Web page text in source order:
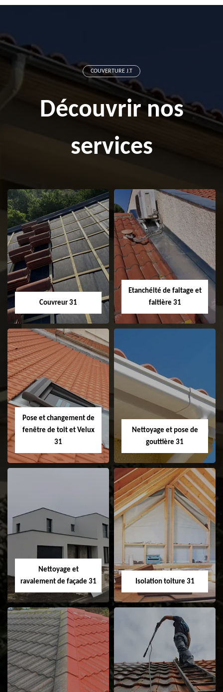
COUVERTURE J.T
Découvrir nos
services
Couvreur 31
Couvreur 31
Etanchéité de faitage et
faitière 31
Etanchéité de
faitage et faitière
31
Pose et changement de
fenêtre de toit et Velux
31
Pose et
changement de
fenêtre de toit et
Velux 31
Nettoyage et pose de
gouttière 31
Nettoyage et pose
Nettoyage et
ravalement de façade 31
Nettoyage et
ravalement de
façade 31
Isolation toiture 31
Isolation toiture 31